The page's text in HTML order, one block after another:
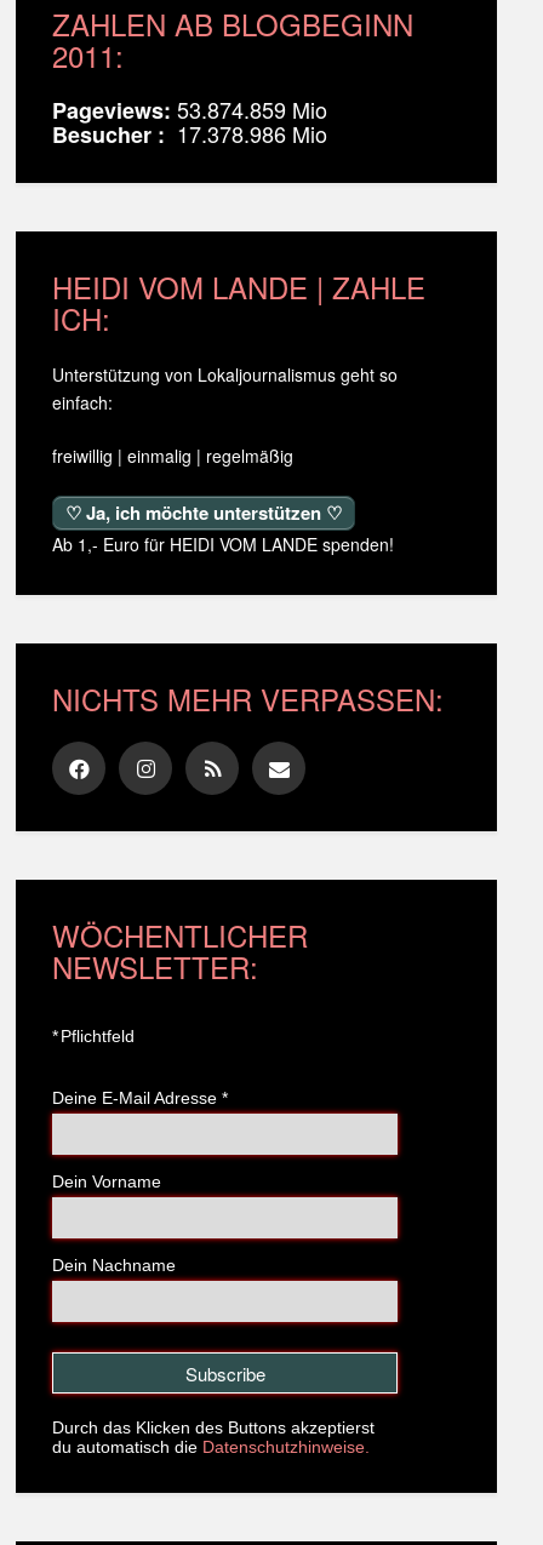
ZAHLEN AB BLOGBEGINN
2011:
Pageviews: 53.874.859 Mio
Besucher : 17.378.986 Mio
HEIDI VOM LANDE | ZAHLE
ICH:
Unterstützung von Lokaljournalismus geht so
einfach:
freiwillig | einmalig | regelmäßig
♡ Ja, ich möchte unterstützen ♡
Ab 1,- Euro für HEIDI VOM LANDE spenden!
NICHTS MEHR VERPASSEN:
WÖCHENTLICHER
NEWSLETTER:
*Pflichtfeld
Deine E-Mail Adresse *
Dein Vorname
Dein Nachname
Durch das Klicken des Buttons akzeptierst
du automatisch die Datenschutzhinweise.